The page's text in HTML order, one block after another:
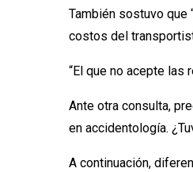
También sostuvo que
costos del
“El que no acepte las
Ante otra consulta,
en accidentología.
A continuación,